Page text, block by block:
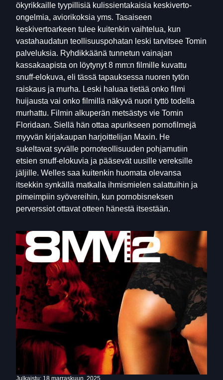
ökyrikkaille tyypillisiä kulissientakaisia keskiverto-
ongelmia, aviorikoksia yms. Tasaiseen
keskivertoarkeen tulee kuitenkin vaihtelua, kun
vastahaudatun teollisuuspohatan leski tarvitsee Tomin
palveluksia. Ryhdikkäänä tunnetun vainajan
kassakaapista on löytynyt 8 mm:n filmille kuvattu
snuff-elokuva, eli tässä tapauksessa nuoren tytön
raiskaus ja murha. Leski haluaa tietää onko filmi
huijausta vai onko filmillä näkyvä nuori tyttö todella
murhattu. Filmin alkuperän metsästys vie Tomin
Floridaan. Siellä hän ottaa apurikseen pornofilmejä
myyvän kirjakaupan harjoittelijan Maxin. He
sukeltavat syvälle pornoteollisuuden pohjamutiin
etsien snuff-elokuvia ja pääsevät uusille vereksille
jäljille. Welles saa kuitenkin huomata olevansa
itsekkin synkällä matkalla ihmismielen salattuihin ja
pimeimpiin syövereihin, kun pornobisneksen
perverssiot ottavat otteen hänestä itsestään.
Julkaistu: 18 marraskuun, 2025